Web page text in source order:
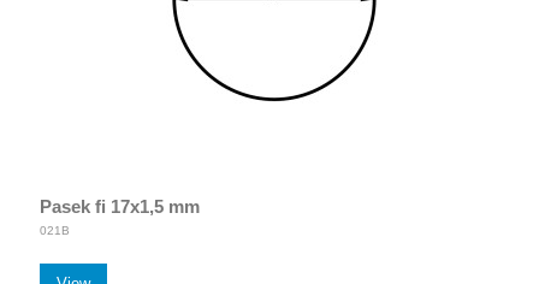
Pasek fi 17x1,5 mm
021B